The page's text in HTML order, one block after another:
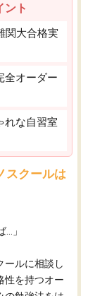
ント
関大合格実
全オーダー
れな自習室
スクールは
…」
ールに相談し
性を持つオー